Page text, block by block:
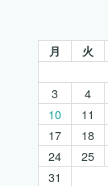
月 火
3
4
10
11
17
18
24
25
31